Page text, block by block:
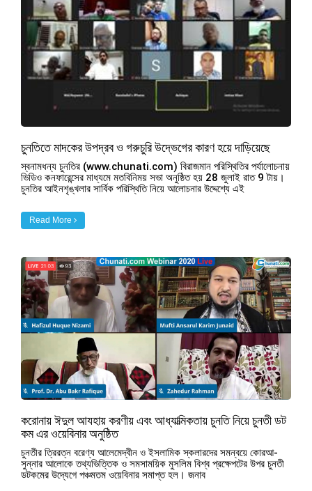
চুনতিতে মাদকের উপদ্রব ও গরুচুরি উদ্ভেগের কারণ হয়ে দাড়িয়েছে
স্বনামধন্য চুনতির (www.chunati.com) বিরাজমান পরিস্থিতির পর্যালোচনায়
ভিডিও কনফারেন্সের মাধ্যমে মতবিনিময় সভা অনুষ্ঠিত হয় 28 জুলাই রাত 9 টায়।
চুনতির আইনশৃঙ্খলার সার্বিক পরিস্থিতি নিয়ে আলোচনার উদ্দেশ্যে এই
Read More
করোনায় ঈদুল আযহায় করণীয় এবং আধ্যাত্মিকতায় চুনতি নিয়ে চুনতী ডট
কম এর ওয়েবিনার অনুষ্ঠিত
চুনতীর ত্রিরত্ন বরেণ্য আলেমেদ্বীন ও ইসলামিক স্কলারদের সমন্বয়ে কোরআ-
সুন্নার আলোকে তথ্যভিত্তিক ও সমসাময়িক মুসলিম বিশ্ব প্রক্ষেপটের উপর চুনতী
ডটকমের উদ্যেগে পঞ্চমতম ওয়েবিনার সমাপ্ত হল। জনাব